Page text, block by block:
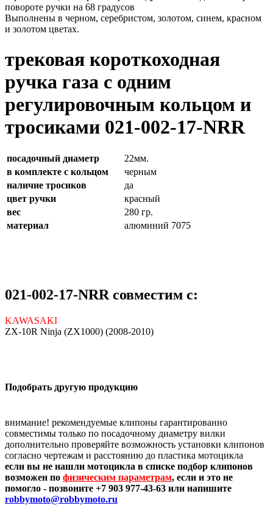
повороте ручки на 68 градусов
Выполнены в черном, серебристом, золотом, синем, красном
и золотом цветах.
трековая короткоходная
ручка газа с одним
регулировочным кольцом и
тросиками 021-002-17-NRR
посадочный диаметр
22мм.
в комплекте с кольцом
черным
наличие тросиков
да
цвет ручки
красный
вес
280 гр.
материал
алюминий 7075
021-002-17-NRR совместим с:
KAWASAKI
ZX-10R Ninja (ZX1000) (2008-2010)
Подобрать другую продукцию
внимание! рекомендуемые клипоны гарантированно
совместимы только по посадочному диаметру вилки
дополнительно проверяйте возможность установки клипонов
согласно чертежам и расстоянию до пластика мотоцикла
если вы не нашли мотоцикла в списке подбор клипонов
возможен по физическим параметрам, если и это не
помогло - позвоните +7 903 977-43-63 или напишите
robbymoto@robbymoto.ru